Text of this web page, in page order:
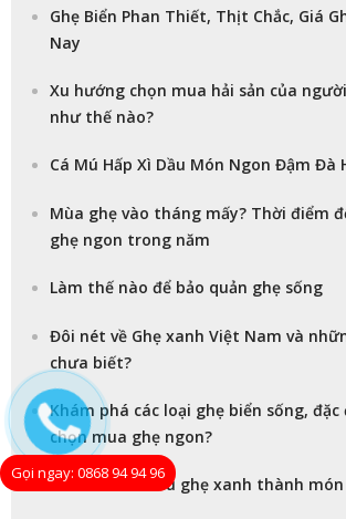
Ghẹ Biển Phan Thiết, Thịt Chắc, Giá
Nay
Xu hướng chọn mua hải sản của
như thế nào?
Cá Mú Hấp Xì Dầu Món Ngon Đậm Đà
Mùa ghẹ vào tháng mấy? Thời điểm
ghẹ ngon trong năm
Làm thế nào để bảo quản ghẹ sống
Đôi nét về Ghẹ xanh Việt Nam và
chưa biết?
Khám phá các loại ghẹ biển sống, đặc
chọn mua ghẹ ngon?
25 cách biến tấu ghẹ xanh thành
Gọi ngay: 0868 94 94 96